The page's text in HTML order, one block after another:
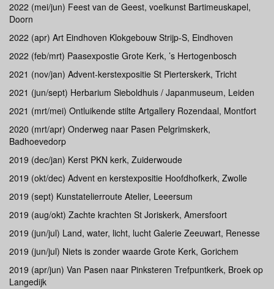
2022 (mei/jun) Feest van de Geest, voelkunst Bartimeuskapel,
Doorn
2022 (apr) Art Eindhoven Klokgebouw Strijp-S, Eindhoven
2022 (feb/mrt) Paasexpostie Grote Kerk, ’s Hertogenbosch
2021 (nov/jan) Advent-kerstexpositie St Pierterskerk, Tricht
2021 (jun/sept) Herbarium Sieboldhuis / Japanmuseum, Leiden
2021 (mrt/mei) Ontluikende stilte Artgallery Rozendaal, Montfort
2020 (mrt/apr) Onderweg naar Pasen Pelgrimskerk,
Badhoevedorp
2019 (dec/jan) Kerst PKN kerk, Zuiderwoude
2019 (okt/dec) Advent en kerstexpositie Hoofdhofkerk, Zwolle
2019 (sept) Kunstatelierroute Atelier, Leeersum
2019 (aug/okt) Zachte krachten St Joriskerk, Amersfoort
2019 (jun/jul) Land, water, licht, lucht Galerie Zeeuwart, Renesse
2019 (jun/jul) Niets is zonder waarde Grote Kerk, Gorichem
2019 (apr/jun) Van Pasen naar Pinksteren Trefpuntkerk, Broek op
Langedijk